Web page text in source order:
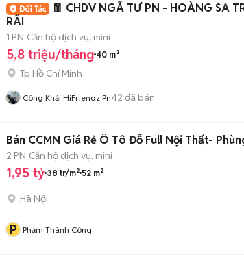
🧧 CHDV NGÃ TƯ PN - HOÀNG SA
RÃI
1 PN Căn hộ dịch vụ, mini
5,8 triệu/tháng 40 m²
Tp Hồ Chí Minh
Công Khải HiFriendz Pn42 đã bán
Bán CCMN Giá Rẻ Ô Tô Đỗ Full Nội Thất-
2 PN Căn hộ dịch vụ, mini
1,95 tỷ 38 tr/m² 52 m²
Hà Nội
P Phạm Thành Công